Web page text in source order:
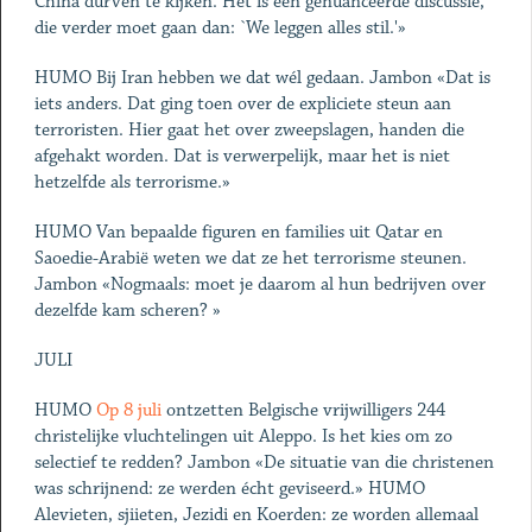
die verder moet gaan dan: `We leggen alles stil.'»
HUMO Bij Iran hebben we dat wél gedaan. Jambon «Dat is
iets anders. Dat ging toen over de expliciete steun aan
terroristen. Hier gaat het over zweepslagen, handen die
afgehakt worden. Dat is verwerpelijk, maar het is niet
hetzelfde als terrorisme.»
HUMO Van bepaalde figuren en families uit Qatar en
Saoedie-Arabië weten we dat ze het terrorisme steunen.
Jambon «Nogmaals: moet je daarom al hun bedrijven over
dezelfde kam scheren? »
JULI
HUMO Op 8 juliontzetten Belgische vrijwilligers 244
christelijke vluchtelingen uit Aleppo. Is het kies om zo
selectief te redden? Jambon «De situatie van die christenen
was schrijnend: ze werden écht geviseerd.» HUMO
Alevieten, sjiieten, Jezidi en Koerden: ze worden allemaal